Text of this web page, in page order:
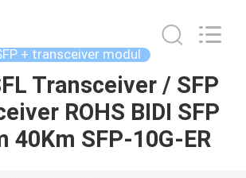
+ transceiver modul
Transceiver / SFP
ROHS BIDI SFP
40Km SFP-10G-ER